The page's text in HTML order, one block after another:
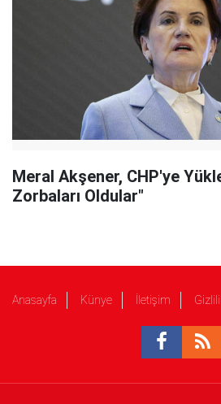
Meral Akşener, CHP'ye
Zorbaları Oldular"
Anasayfa Künye İletişim